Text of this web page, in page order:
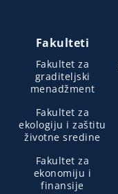
Fakulteti
Fakultet za
graditeljski
menadžment
Fakultet za
ekologiju i zaštitu
životne sredine
Fakultet za
ekonomiju i
finansije